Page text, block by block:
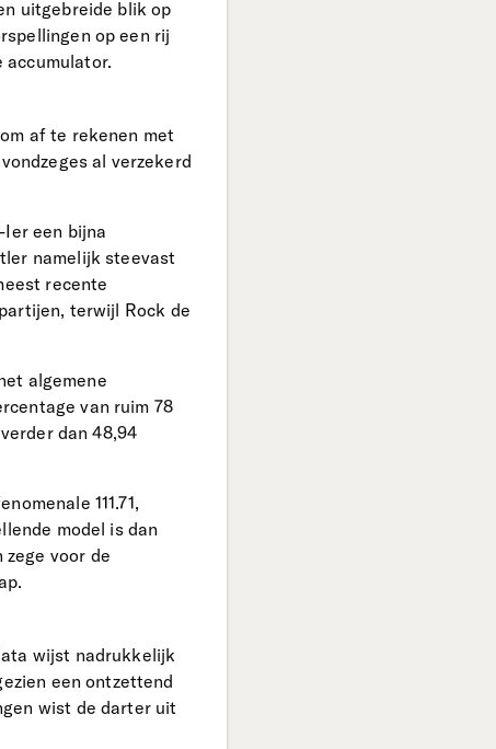
uitgebreide blik op
op een rij
af te rekenen met
al verzekerd
een bijna
namelijk steevast
recente
terwijl Rock de
algemene
van ruim 78
dan 48,94
111.71,
model is dan
voor de
wijst nadrukkelijk
een ontzettend
wist de darter uit